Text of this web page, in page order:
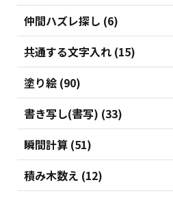
仲間ハズレ探し (6)
共通する文字入れ (15)
塗り絵 (90)
書き写し(書写) (33)
瞬間計算 (51)
積み木数え (12)